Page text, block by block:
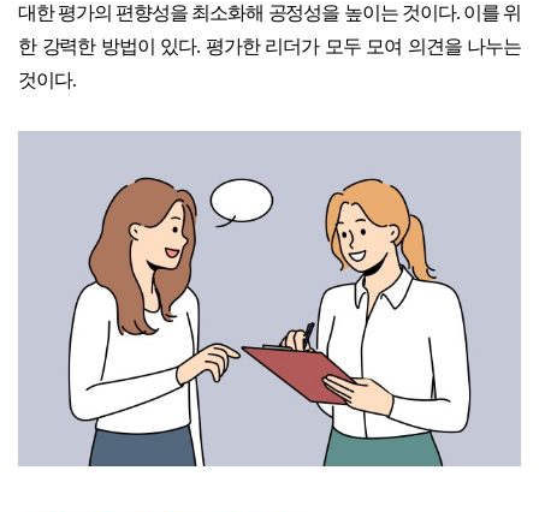
대한 평가의 편향성을 최소화해 공정성을 높이는 것이다. 이를 위
한 강력한 방법이 있다. 평가한 리더가 모두 모여 의견을 나누는
것이다.